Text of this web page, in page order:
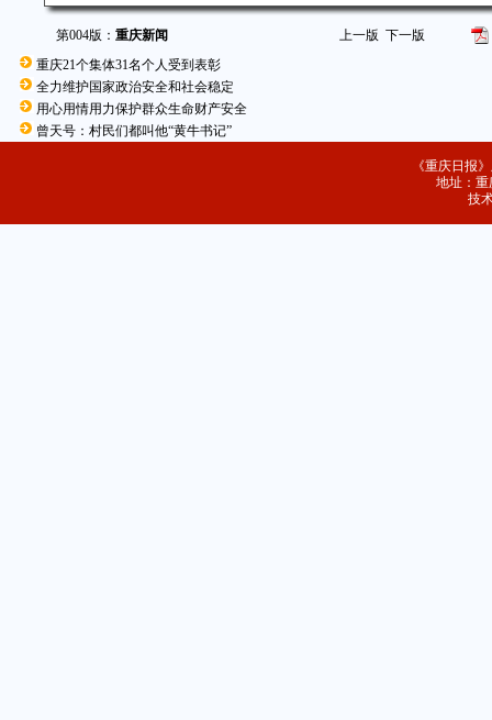
第004版：重庆新闻 上一版 下一版
重庆21个集体31名个人受到表彰
全力维护国家政治安全和社会稳定
用心用情用力保护群众生命财产安全
曾天号：村民们都叫他“黄牛书记”
《重庆日报
地址：重
技